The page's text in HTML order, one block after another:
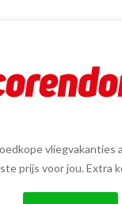
vliegvakanties
prijs voor jou. Extra